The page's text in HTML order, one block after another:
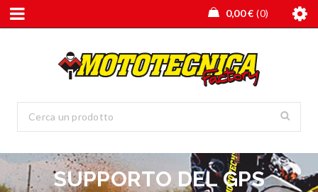
0,00€ 0
SUPPORTO DEL GPS